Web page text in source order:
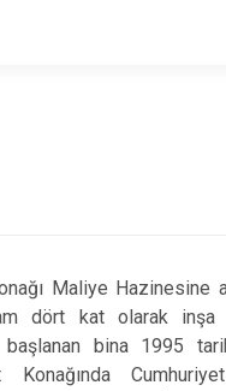
Haliliye
Eyyübiye
Karaköprü
Maliye Hazinesine
dört kat olarak inşa
başlanan bina 1995
Cumhuriyet